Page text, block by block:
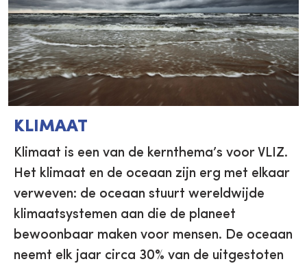
KLIMAAT
Klimaat is een van de kernthema’s voor VLIZ.
Het klimaat en de oceaan zijn erg met elkaar
verweven: de oceaan stuurt wereldwijde
klimaatsystemen aan die de planeet
bewoonbaar maken voor mensen. De oceaan
neemt elk jaar circa 30% van de uitgestoten